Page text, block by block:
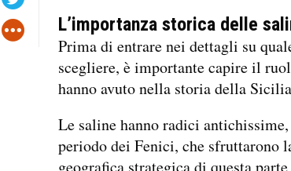
L’importanza storica delle
Prima di entrare nei dettagli su
scegliere, è importante capire il
hanno avuto nella storia della
Le saline hanno radici
periodo dei Fenici, che sfruttarono
geografica strategica di questa